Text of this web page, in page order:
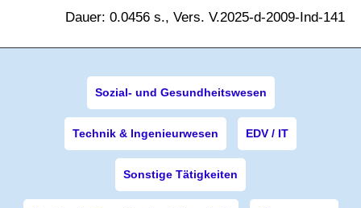
Dauer: 0.0456 s., Vers. V.2025-d-2009-Ind-141
Sozial- und Gesundheitswesen
Technik & Ingenieurwesen EDV / IT
Sonstige Tätigkeiten